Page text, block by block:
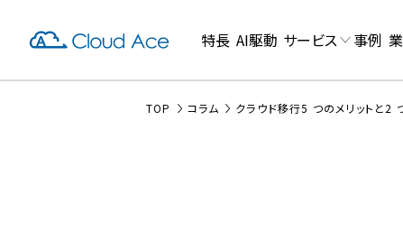
特長 AI駆動 サービス 事例
TOP コラム クラウド移行5 つのメリットと2